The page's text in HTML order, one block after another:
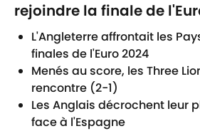
rejoindre la finale de
L'Angleterre affrontait les
finales de l'Euro 2024
Menés au score, les Three
rencontre (2-1)
Les Anglais décrochent leur
face à l'Espagne